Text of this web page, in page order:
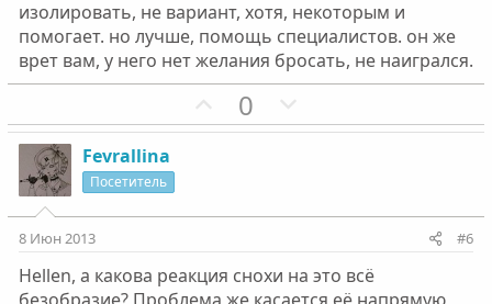
раньше времени уйти из жизни. Вот кто меня больше
всего беспокоит. А брат - он выбрал свой путь - и путь.
Как можно оградить близких от нарка?
изолировать, не вариант, хотя, некоторым и
помогает. но лучше, помощь специалистов. он же
врет вам, у него нет желания бросать, не наигрался.
П
о
т
н
0
е
т
н
Fevrallina
Посетитель
8 Июн 2013 #6
Hellen, а какова реакция снохи на это всё